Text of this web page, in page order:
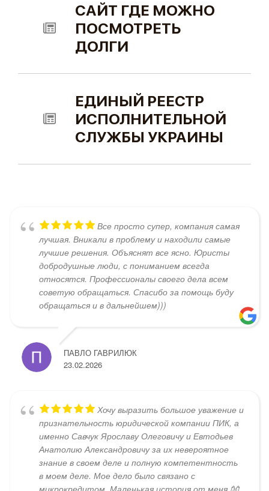
САЙТ ГДЕ МОЖНО
ПОСМОТРЕТЬ
ДОЛГИ
ЕДИНЫЙ РЕЕСТР
ИСПОЛНИТЕЛЬНОЙ
СЛУЖБЫ УКРАИНЫ
Все просто супер, компания самая
лучшая. Вникали в проблему и находили самые
лучшие решения. Объяснят все ясно. Юристы
добродушные люди, с пониманием всегда
относятся. Профессионалы своего дела всем
советую обращаться. Спасибо за помощь буду
обращаться и в дальнейшем)))
ПАВЛО ГАВРИЛЮК
23.02.2026
Хочу выразить большое уважение и
признательность юридической компании ПИК, а
именно Савчук Ярославу Олеговичу и Евтодьев
Анатолию Александровичу за их невероятное
знание в своем деле и полную компетентность
в моем деле. Мое дело было связано с
микрокредитом. Маленькая история от меня 👐